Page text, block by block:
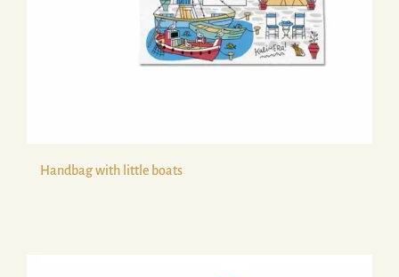
Handbag with little boats